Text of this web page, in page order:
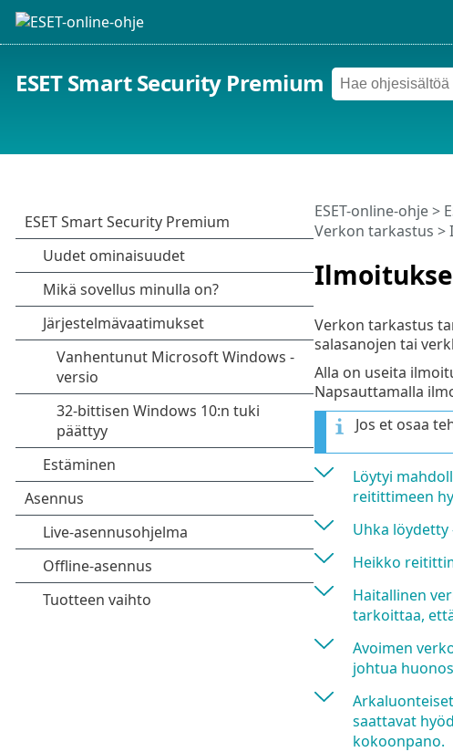
ESET Smart Security Premium
ESET-online-ohje>
Verkon tarkastus >
Verkon tarkastus
salasanojen tai
Alla on useita
Napsauttamalla
Jos et osaa
Löytyi
reitittimeen
Uhka
Heikko
Haitallinen
tarkoittaa,
Avoimen
johtua
saattavat
kokoonpano.